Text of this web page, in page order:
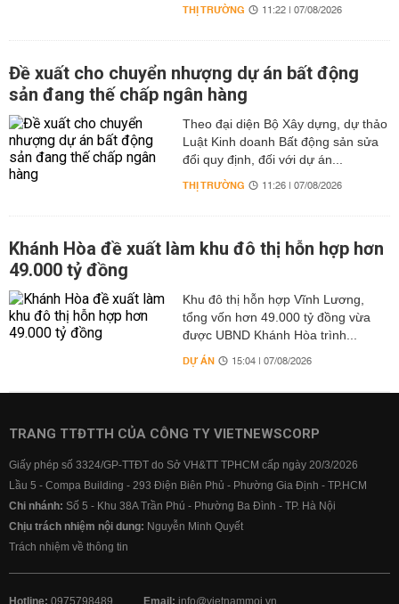
THỊ TRƯỜNG 11:22 | 07/08/2026
Đề xuất cho chuyển nhượng dự án bất động
sản đang thế chấp ngân hàng
Theo đại diện Bộ Xây dựng, dự thảo
Luật Kinh doanh Bất động sản sửa
đổi quy định, đối với dự án...
THỊ TRƯỜNG 11:26 | 07/08/2026
Khánh Hòa đề xuất làm khu đô thị hỗn hợp hơn
49.000 tỷ đồng
Khu đô thị hỗn hợp Vĩnh Lương,
tổng vốn hơn 49.000 tỷ đồng vừa
được UBND Khánh Hòa trình...
DỰ ÁN 15:04 | 07/08/2026
TRANG TTĐTTH CỦA CÔNG TY VIETNEWSCORP
Giấy phép số 3324/GP-TTĐT do Sở VH&TT TPHCM cấp ngày 20/3/2026
Lầu 5 - Compa Building - 293 Điện Biên Phủ - Phường Gia Định - TP.HCM
Chi nhánh: Số 5 - Khu 38A Trần Phú - Phường Ba Đình - TP. Hà Nội
Chịu trách nhiệm nội dung: Nguyễn Minh Quyết
Trách nhiệm về thông tin
Hotline: 0975798489 Email: info@vietnammoi.vn